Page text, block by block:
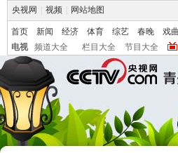
央视网 视频 网站地图
首页 新闻 经济 体育 综艺 春晚 戏曲
电视
频道大全 栏目大全 节目大全